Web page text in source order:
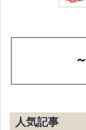
～
人気記事